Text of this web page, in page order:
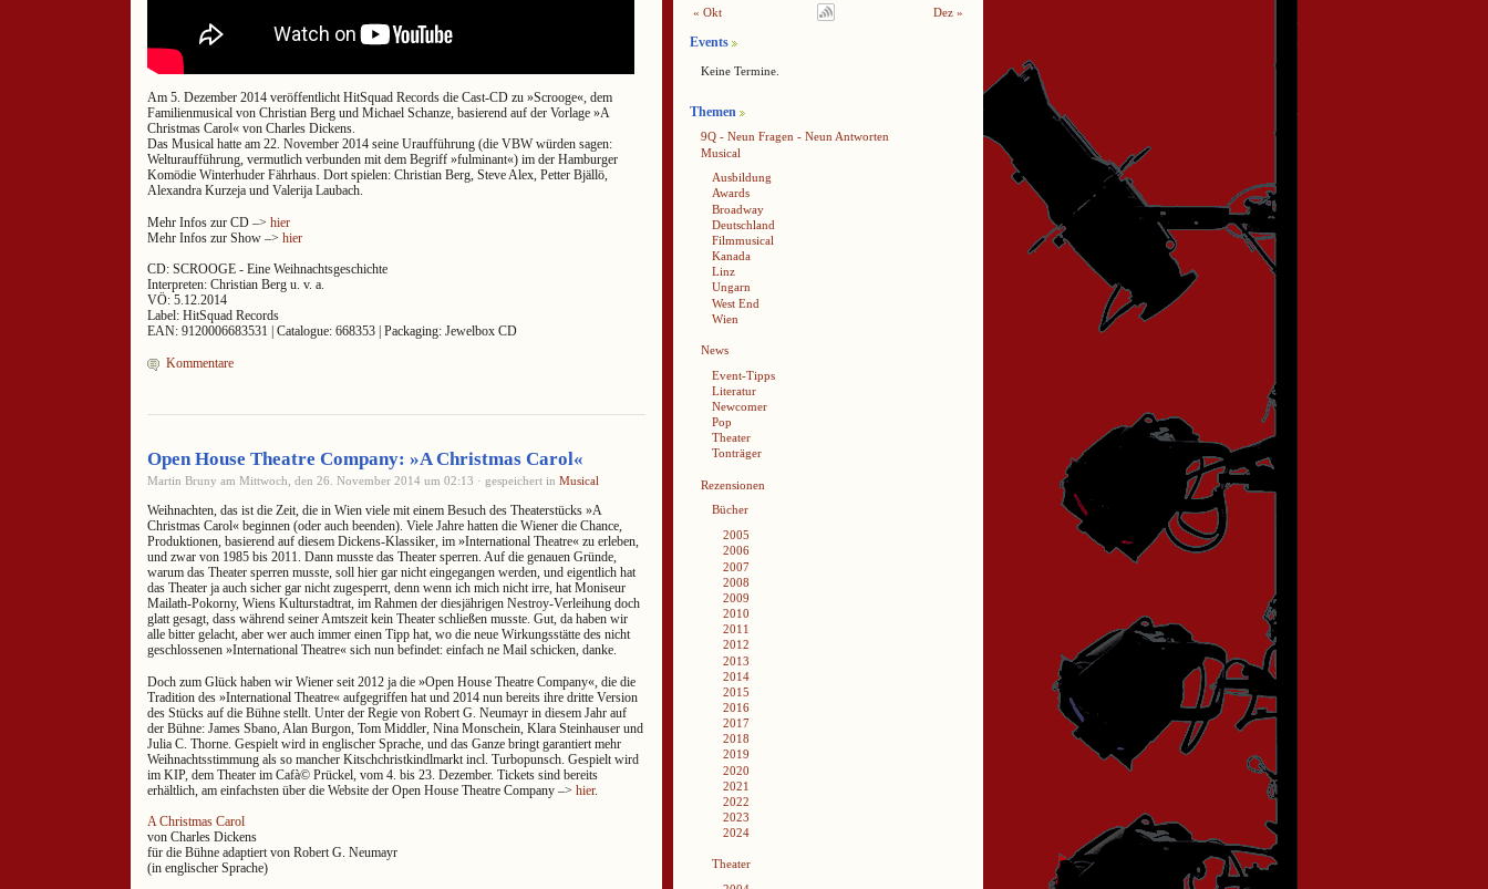
Am 5. Dezember 2014 veröffentlicht HitSquad Records die Cast-CD zu »Scrooge«, dem
Familienmusical von Christian Berg und Michael Schanze, basierend auf der Vorlage »A
Christmas Carol« von Charles Dickens.
Das Musical hatte am 22. November 2014 seine Uraufführung (die VBW würden sagen:
Welturaufführung, vermutlich verbunden mit dem Begriff »fulminant«) im der Hamburger
Komödie Winterhuder Fährhaus. Dort spielen: Christian Berg, Steve Alex, Petter Bjällö,
Alexandra Kurzeja und Valerija Laubach.
Mehr Infos zur CD –> hier
Mehr Infos zur Show –> hier
CD: SCROOGE - Eine Weihnachtsgeschichte
Interpreten: Christian Berg u. v. a.
VÖ: 5.12.2014
Label: HitSquad Records
EAN: 9120006683531 | Catalogue: 668353 | Packaging: Jewelbox CD
Kommentare
Open House Theatre Company: »A Christmas Carol«
Martin Bruny am Mittwoch, den 26. November 2014 um 02:13 · gespeichert in Musical
Weihnachten, das ist die Zeit, die in Wien viele mit einem Besuch des Theaterstücks »A
Christmas Carol« beginnen (oder auch beenden). Viele Jahre hatten die Wiener die Chance,
Produktionen, basierend auf diesem Dickens-Klassiker, im »International Theatre« zu erleben,
und zwar von 1985 bis 2011. Dann musste das Theater sperren. Auf die genauen Gründe,
warum das Theater sperren musste, soll hier gar nicht eingegangen werden, und eigentlich hat
das Theater ja auch sicher gar nicht zugesperrt, denn wenn ich mich nicht irre, hat Moniseur
Mailath-Pokorny, Wiens Kulturstadtrat, im Rahmen der diesjährigen Nestroy-Verleihung doch
glatt gesagt, dass während seiner Amtszeit kein Theater schließen musste. Gut, da haben wir
alle bitter gelacht, aber wer auch immer einen Tipp hat, wo die neue Wirkungsstätte des nicht
geschlossenen »International Theatre« sich nun befindet: einfach ne Mail schicken, danke.
Doch zum Glück haben wir Wiener seit 2012 ja die »Open House Theatre Company«, die die
Tradition des »International Theatre« aufgegriffen hat und 2014 nun bereits ihre dritte Version
des Stücks auf die Bühne stellt. Unter der Regie von Robert G. Neumayr in diesem Jahr auf
der Bühne: James Sbano, Alan Burgon, Tom Middler, Nina Monschein, Klara Steinhauser und
Julia C. Thorne. Gespielt wird in englischer Sprache, und das Ganze bringt garantiert mehr
Weihnachtsstimmung als so mancher Kitschchristkindlmarkt incl. Turbopunsch. Gespielt wird
im KIP, dem Theater im Cafà© Prückel, vom 4. bis 23. Dezember. Tickets sind bereits
erhältlich, am einfachsten über die Website der Open House Theatre Company –> hier.
A Christmas Carol
von Charles Dickens
für die Bühne adaptiert von Robert G. Neumayr
(in englischer Sprache)
« Okt
Dez »
Events
Keine Termine.
Themen
9Q - Neun Fragen - Neun Antworten
Musical
Ausbildung
Awards
Broadway
Deutschland
Filmmusical
Kanada
Linz
Ungarn
West End
Wien
News
Event-Tipps
Literatur
Newcomer
Pop
Theater
Tonträger
Rezensionen
Bücher
2005
2006
2007
2008
2009
2010
2011
2012
2013
2014
2015
2016
2017
2018
2019
2020
2021
2022
2023
2024
Theater